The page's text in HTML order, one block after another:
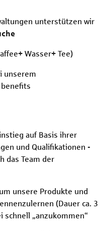
unterstützen wir
Wasser+ Tee)
unserem
auf Basis ihrer
und Qualifikationen -
das Team der
unsere Produkte und
(Dauer ca. 3
schnell „anzukommen“